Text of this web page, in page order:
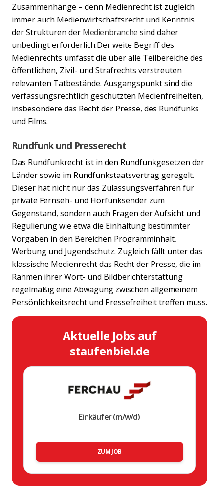
Zusammenhänge – denn Medienrecht ist zugleich
immer auch Medienwirtschaftsrecht und Kenntnis
der Strukturen der Medienbranche sind daher
unbedingt erforderlich.Der weite Begriff des
Medienrechts umfasst die über alle Teilbereiche des
öffentlichen, Zivil- und Strafrechts verstreuten
relevanten Tatbestände. Ausgangspunkt sind die
verfassungsrechtlich geschützten Medienfreiheiten,
insbesondere das Recht der Presse, des Rundfunks
und Films.
Rundfunk und Presserecht
Das Rundfunkrecht ist in den Rundfunkgesetzen der
Länder sowie im Rundfunkstaatsvertrag geregelt.
Dieser hat nicht nur das Zulassungsverfahren für
private Fernseh- und Hörfunksender zum
Gegenstand, sondern auch Fragen der Aufsicht und
Regulierung wie etwa die Einhaltung bestimmter
Vorgaben in den Bereichen Programminhalt,
Werbung und Jugendschutz. Zugleich fällt unter das
klassische Medienrecht das Recht der Presse, die im
Rahmen ihrer Wort- und Bildberichterstattung
regelmäßig eine Abwägung zwischen allgemeinem
Persönlichkeitsrecht und Pressefreiheit treffen muss.
Aktuelle Jobs auf
staufenbiel.de
Einkäufer (m/w/d)
ZUM JOB